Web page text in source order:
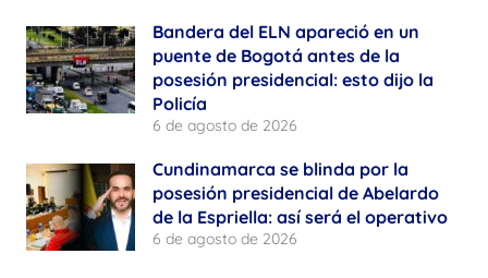
Bandera del ELN apareció en un
puente de Bogotá antes de la
posesión presidencial: esto dijo la
Policía
6 de agosto de 2026
Cundinamarca se blinda por la
posesión presidencial de Abelardo
de la Espriella: así será el operativo
6 de agosto de 2026